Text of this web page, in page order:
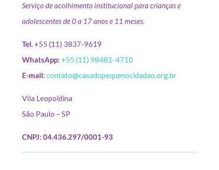
Serviço de acolhimento institucional para crianças e
adolescentes de 0 a 17 anos e 11 meses.
Tel.+55 (11) 3837-9619
WhatsApp: +55 (11) 98481-4710
E-mail: contato@casadopequenocidadao.org.br
Vila Leopoldina
São Paulo – SP
CNPJ: 04.436.297/0001-93